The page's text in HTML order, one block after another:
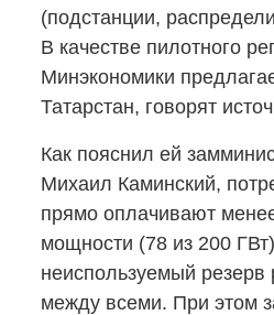
(подстанции,
В качестве пилотного
Минэкономики
Татарстан, говорят
Как пояснил ей
Михаил Каминский,
прямо оплачивают
мощности (78 из 200
неиспользуемый резерв
между всеми. При этом